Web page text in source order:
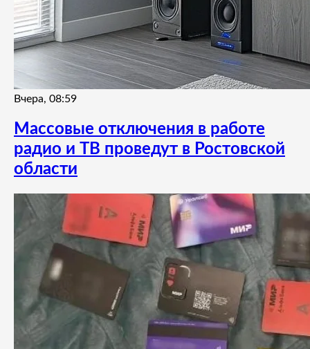
Вчера, 08:59
Массовые отключения в работе
радио и ТВ проведут в Ростовской
области